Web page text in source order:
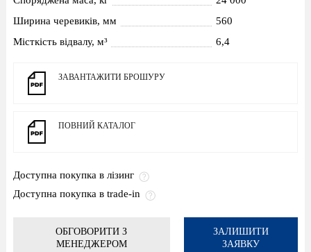
Ширина черевиків, мм
560
Місткість відвалу, м³
6,4
ЗАВАНТАЖИТИ БРОШУРУ
ПОВНИЙ КАТАЛОГ
Доступна покупка в лізинг
Доступна покупка в trade-in
ОБГОВОРИТИ З
МЕНЕДЖЕРОМ
ЗАЛИШИТИ
ЗАЯВКУ